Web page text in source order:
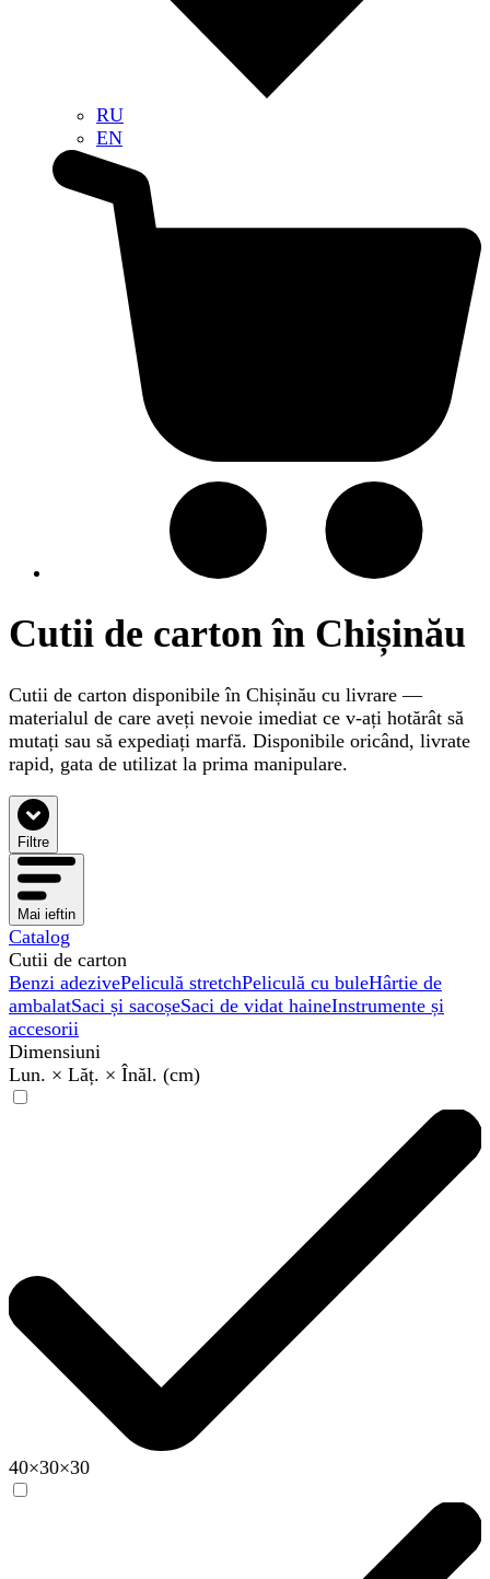
RU
EN
Cutii de carton în Chișinău
Cutii de carton disponibile în Chișinău cu livrare —
materialul de care aveți nevoie imediat ce v-ați hotărât să
mutați sau să expediați marfă. Disponibile oricând, livrate
rapid, gata de utilizat la prima manipulare.
Filtre
Mai ieftin
Catalog
Cutii de carton
Benzi adezivePeliculă stretchPeliculă cu buleHârtie de
ambalatSaci și sacoșeSaci de vidat haineInstrumente și
accesorii
Dimensiuni
Lun. × Lăț. × Înăl. (cm)
40×30×30